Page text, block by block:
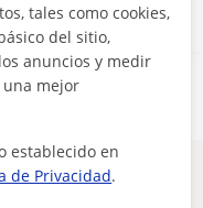
en El Molar
tales como cookies,
del sitio,
anuncios y medir
una mejor
establecido en
de Privacidad.